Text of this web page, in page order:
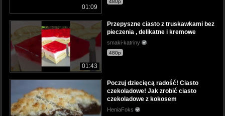
01:09
480p
01:43
Przepyszne ciasto z truskawkami bez
pieczenia , delikatne i kremowe
smaki-katriny
480p
Poczuj dziecięcą radość! Ciasto
czekoladowe! Jak zrobić ciasto
czekoladowe z kokosem
HeniaFoks